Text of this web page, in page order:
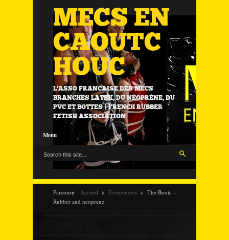
MECS EN
CAOUTC
HOUC
L'ASSO FRANÇAISE DES MECS
BRANCHÉS LATEX, DU NÉOPRÈNE, DU
PVC ET BOTTES | FRENCH RUBBER
FETISH ASSOCIATION
Menu
Parcourir : Accueil Évènements
The Boots –
Rubber and neoprene